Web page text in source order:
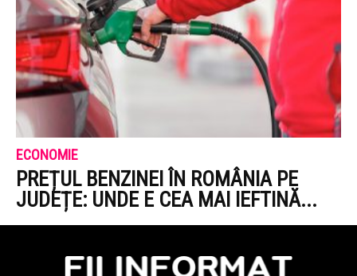
ECONOMIE
PREȚUL BENZINEI ÎN ROMÂNIA PE
JUDEȚE: UNDE E CEA MAI IEFTINĂ...